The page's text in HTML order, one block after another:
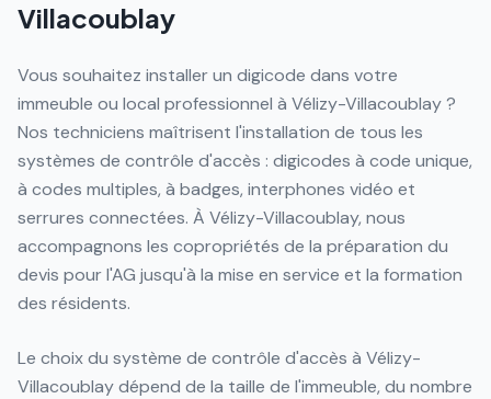
Villacoublay
Vous souhaitez installer un digicode dans votre
immeuble ou local professionnel à Vélizy-Villacoublay ?
Nos techniciens maîtrisent l'installation de tous les
systèmes de contrôle d'accès : digicodes à code unique,
à codes multiples, à badges, interphones vidéo et
serrures connectées. À Vélizy-Villacoublay, nous
accompagnons les copropriétés de la préparation du
devis pour l'AG jusqu'à la mise en service et la formation
des résidents.
Le choix du système de contrôle d'accès à Vélizy-
Villacoublay dépend de la taille de l'immeuble, du nombre